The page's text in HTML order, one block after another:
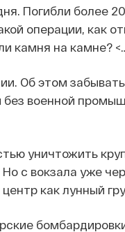
Погибли более
операции, как
камня на камне?
Об этом
без военной
уничтожить
с вокзала уже
как лунный